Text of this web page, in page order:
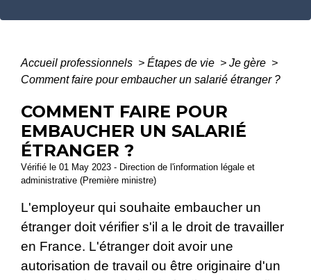
Accueil professionnels > Étapes de vie > Je gère >
Comment faire pour embaucher un salarié étranger ?
COMMENT FAIRE POUR
EMBAUCHER UN SALARIÉ
ÉTRANGER ?
Vérifié le 01 May 2023 - Direction de l'information légale et
administrative (Première ministre)
L'employeur qui souhaite embaucher un
étranger doit vérifier s'il a le droit de travailler
en France. L'étranger doit avoir une
autorisation de travail ou être originaire d'un